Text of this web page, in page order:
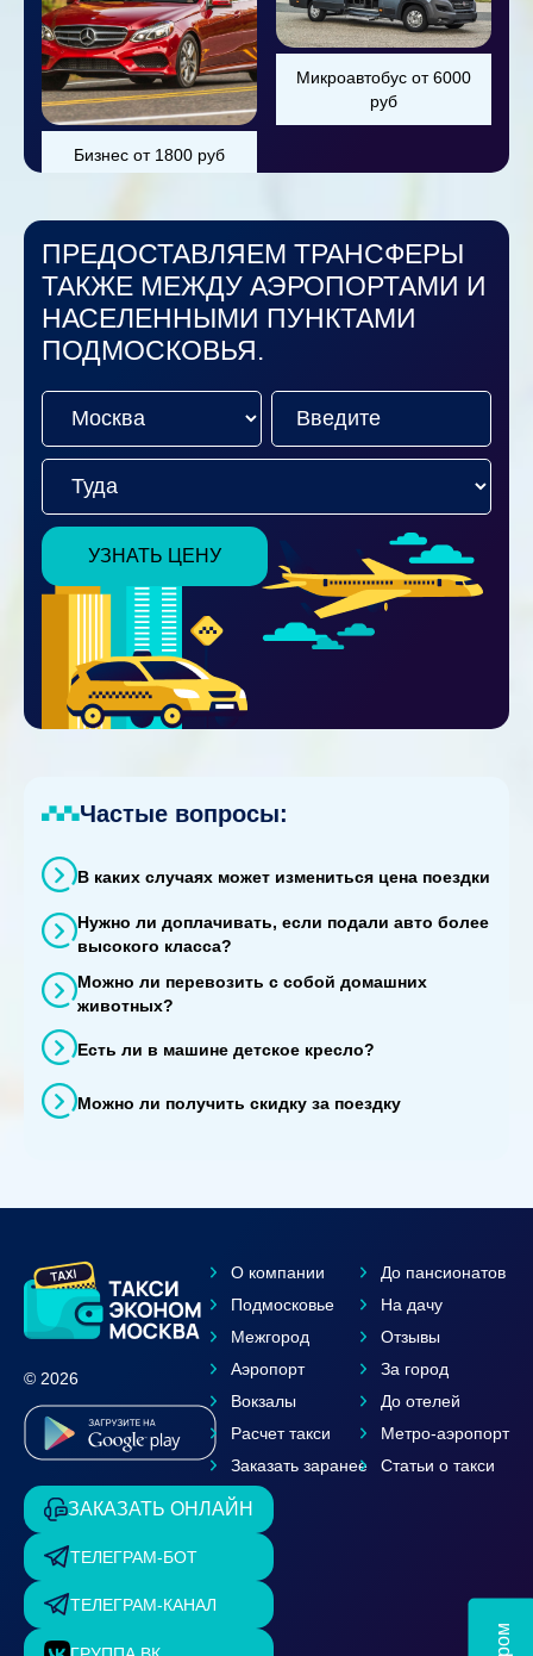
Бизнес от 1800 руб
Микроавтобус от 6000
руб
ПРЕДОСТАВЛЯЕМ ТРАНСФЕРЫ
ТАКЖЕ МЕЖДУ АЭРОПОРТАМИ И
НАСЕЛЕННЫМИ ПУНКТАМИ
ПОДМОСКОВЬЯ.
УЗНАТЬ ЦЕНУ
Частые вопросы:
В каких случаях может измениться цена поездки
Нужно ли доплачивать, если подали авто более
высокого класса?
Можно ли перевозить с собой домашних
животных?
Есть ли в машине детское кресло?
Можно ли получить скидку за поездку
© 2026
О компании
Подмосковье
Межгород
Аэропорт
Вокзалы
Расчет такси
Заказать заранее
До пансионатов
На дачу
Отзывы
За город
До отелей
Метро-аэропорт
Статьи о такси
ЗАКАЗАТЬ ОНЛАЙН
ТЕЛЕГРАМ-БОТ
ТЕЛЕГРАМ-КАНАЛ